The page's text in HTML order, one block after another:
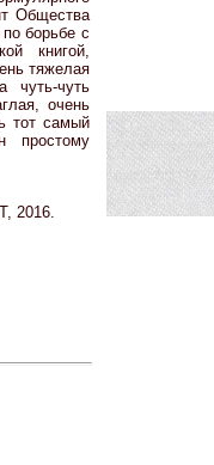
Общества
борьбе с
книгой,
тяжелая
чуть-чуть
очень
тот самый
простому
2016.